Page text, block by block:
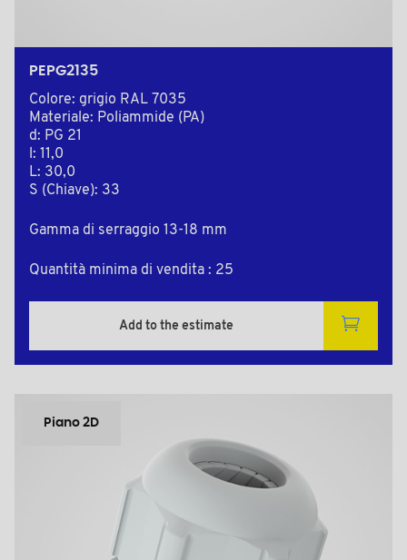
PEPG2135
Colore: grigio RAL 7035
Materiale: Poliammide (PA)
d: PG 21
l: 11,0
L: 30,0
S (Chiave): 33
Gamma di serraggio 13-18 mm
Quantità minima di vendita : 25
Add to the estimate
Piano 2D